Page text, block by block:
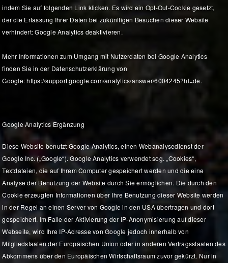
indem Sie auf folgenden Link klicken. Es wird ein Opt-Out-Cookie gesetzt,
der die Erfassung Ihrer Daten bei zukünftigen Besuchen dieser Website
verhindert: Google Analytics deaktivieren.
Mehr Informationen zum Umgang mit Nutzerdaten bei Google Analytics
finden Sie in der Datenschutzerklärung von
Google: https://support.google.com/analytics/answer/6004245?hl=de.
Google Analytics Ergänzung
Diese Website benutzt Google Analytics, einen Webanalysedienst der
Google Inc. („Google“). Google Analytics verwendet sog. „Cookies“,
Textdateien, die auf Ihrem Computer gespeichert werden und die eine
Analyse der Benutzung der Website durch Sie ermöglichen. Die durch den
Cookie erzeugten Informationen über Ihre Benutzung dieser Website werden
in der Regel an einen Server von Google in den USA übertragen und dort
gespeichert. Im Falle der Aktivierung der IP-Anonymisierung auf dieser
Webseite, wird Ihre IP-Adresse von Google jedoch innerhalb von
Mitgliedstaaten der Europäischen Union oder in anderen Vertragsstaaten des
Abkommens über den Europäischen Wirtschaftsraum zuvor gekürzt. Nur in